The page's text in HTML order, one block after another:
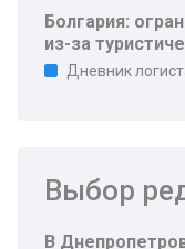
Болгария:
из-за
Дневник
Выбор
В